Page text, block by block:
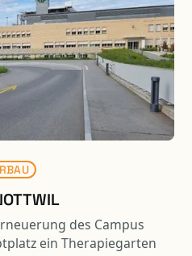
des Campus
ein Therapiegarten